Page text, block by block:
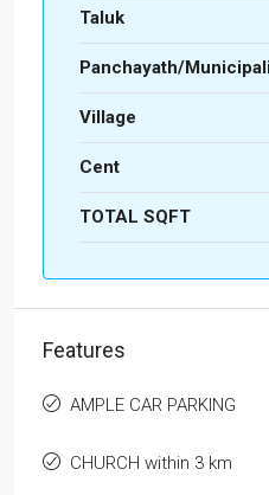
Taluk
Panchayath/
Village
Cent
TOTAL SQFT
Features
AMPLE CAR PARKING
CHURCH within 3 km